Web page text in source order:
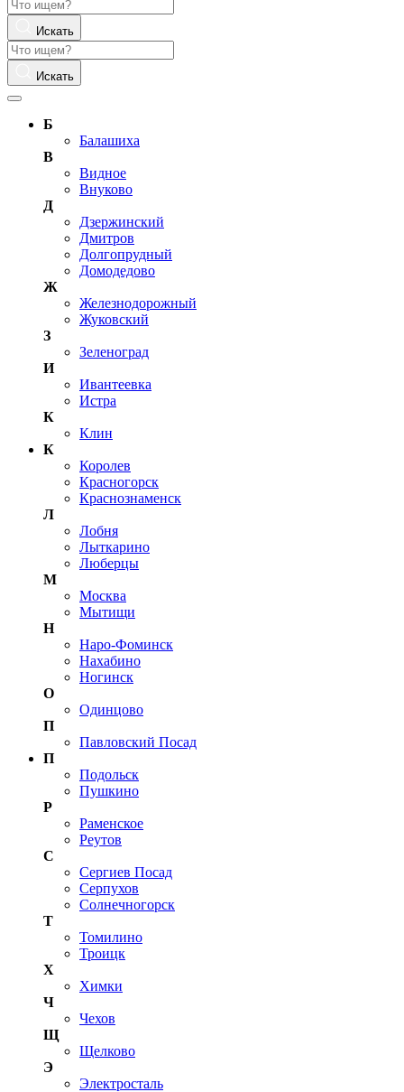
Искать
Искать
Б
Балашиха
В
Видное
Внуково
Д
Дзержинский
Дмитров
Долгопрудный
Домодедово
Ж
Железнодорожный
Жуковский
З
Зеленоград
И
Ивантеевка
Истра
К
Клин
К
Королев
Красногорск
Краснознаменск
Л
Лобня
Лыткарино
Люберцы
М
Москва
Мытищи
Н
Наро-Фоминск
Нахабино
Ногинск
О
Одинцово
П
Павловский Посад
П
Подольск
Пушкино
Р
Раменское
Реутов
С
Сергиев Посад
Серпухов
Солнечногорск
Т
Томилино
Троицк
Х
Химки
Ч
Чехов
Щ
Щелково
Э
Электросталь